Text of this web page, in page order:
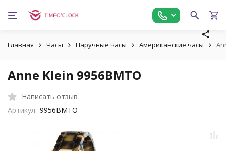
Главная Часы Наручные часы Американские часы
Anne Klein 9956BMTO
Написать отзыв
Артикул: 9956BMTO